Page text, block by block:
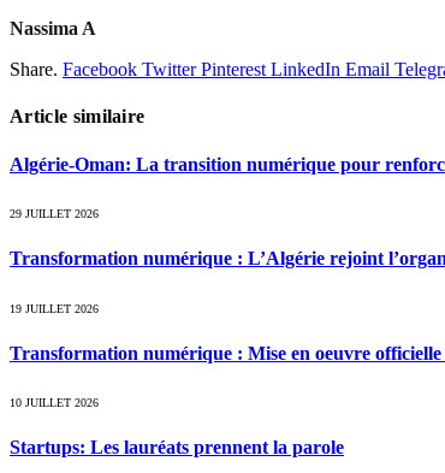
Nassima A
Share. Facebook Twitter Pinterest LinkedIn Email
Article similaire
Algérie-Oman: La transition numérique pour
29 JUILLET 2026
Transformation numérique : L’Algérie rejoint
19 JUILLET 2026
Transformation numérique : Mise en oeuvre
10 JUILLET 2026
Startups: Les lauréats prennent la parole